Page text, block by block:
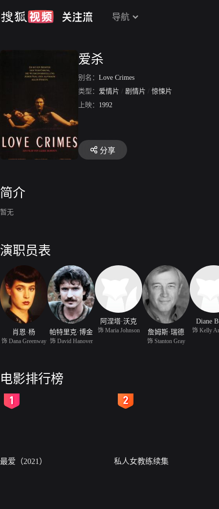
导航
爱杀
别名： Love Crimes
类型： 爱情片 / 剧情片 / 惊悚片
上映： 1992
分享
简介
暂无
演职员表
肖恩·杨
饰 Dana Greenway
帕特里克·博金
饰 David Hanover
阿涅塔·沃克
饰 Maria Johnson 詹姆斯·瑞德
饰 Stanton Gray
Diane
饰 Kelly
电影排行榜
最爱（2021） 私人女教练续集